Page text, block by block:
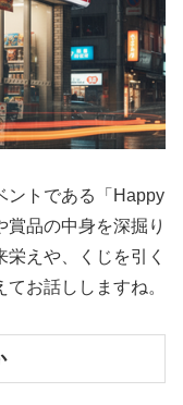
ントである「Happy
賞品の中身を深掘り
えや、くじを引く
お話ししますね。